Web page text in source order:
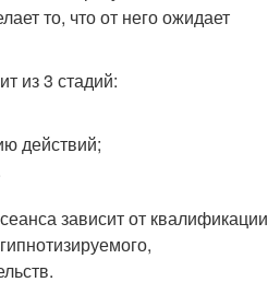
то, что от него ожидает
из 3 стадий:
действий;
зависит от квалификации